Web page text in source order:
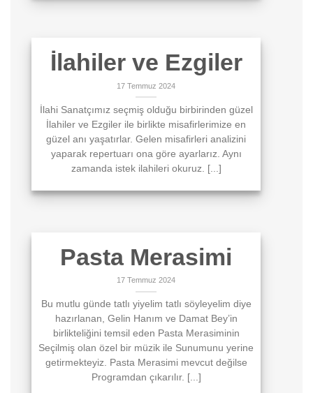
İlahiler ve Ezgiler
17 Temmuz 2024
İlahi Sanatçımız seçmiş olduğu birbirinden güzel
İlahiler ve Ezgiler ile birlikte misafirlerimize en
güzel anı yaşatırlar. Gelen misafirleri analizini
yaparak repertuarı ona göre ayarlarız. Aynı
zamanda istek ilahileri okuruz. [...]
Pasta Merasimi
17 Temmuz 2024
Bu mutlu günde tatlı yiyelim tatlı söyleyelim diye
hazırlanan, Gelin Hanım ve Damat Bey’in
birlikteliğini temsil eden Pasta Merasiminin
Seçilmiş olan özel bir müzik ile Sunumunu yerine
getirmekteyiz. Pasta Merasimi mevcut değilse
Programdan çıkarılır. [...]